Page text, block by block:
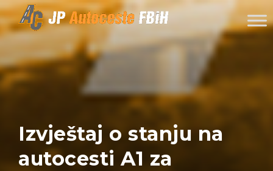
Skip to content
Izvještaj o stanju na
autocesti A1 za